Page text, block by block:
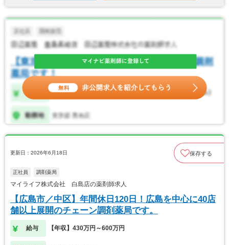
更新日：2026年6月18日 保存する
正社員 調剤薬局
マイライフ株式会社 白島店の薬剤師求人
【広島市／中区】年間休日120日！広島を中心に40店
舗以上展開のチェーン調剤薬局です。
給与 【年収】430万円～600万円